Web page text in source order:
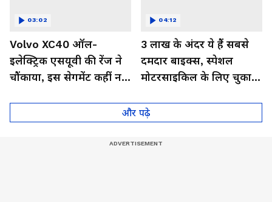
Volvo XC40 ऑल-
इलेक्ट्रिक एसयूवी की रेंज ने
चौंकाया, इस सेगमेंट कहीं नहीं
03:02
3 लाख के अंदर ये हैं सबसे
दमदार बाइक्स, स्पेशल
मोटरसाइकिल के लिए चुकाने
ऑप्शन
04:12
और पढ़े